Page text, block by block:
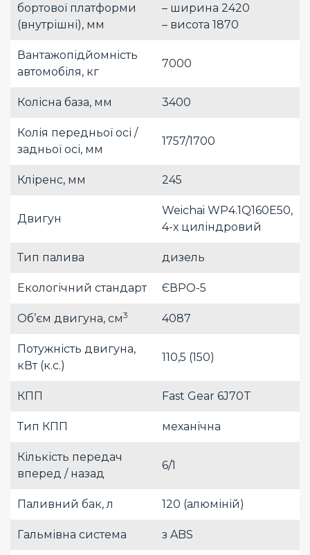
бортової платформи
(внутрішні), мм
– ширина 2420
– висота 1870
Вантажопідйомність
автомобіля, кг
7000
Колісна база, мм 3400
Колія передньої осі /
задньої осі, мм
1757/1700
Кліренс, мм 245
Двигун
Weichai WP4.1Q160E50,
4-х циліндровий
Тип палива дизель
Екологічний стандарт ЄВРО-5
Об’єм двигуна, см3 4087
Потужність двигуна,
кВт (к.с.)
110,5 (150)
КПП Fast Gear 6J70T
Тип КПП механічна
Кількість передач
вперед / назад
6/1
Паливний бак, л 120 (алюміній)
Гальмівна система з ABS